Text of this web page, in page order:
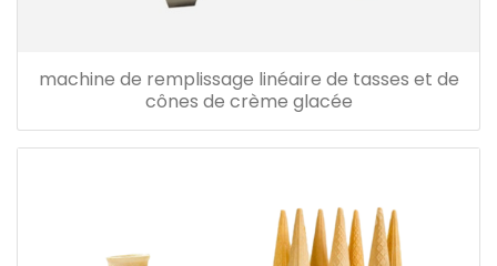
machine de remplissage linéaire de tasses et de
cônes de crème glacée